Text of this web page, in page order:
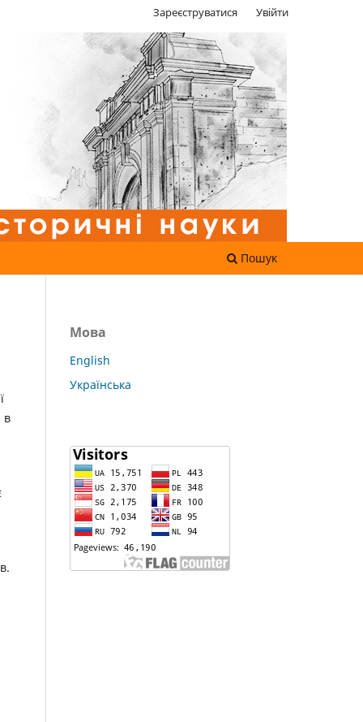
Пошук
Зареєструватися Увійти
в
Мова
English
Українська